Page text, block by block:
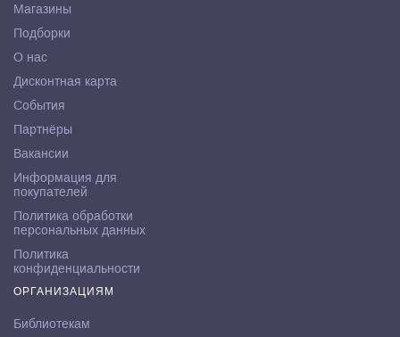
Магазины
Подборки
О нас
Дисконтная карта
События
Партнёры
Вакансии
Информация для
покупателей
Политика обработки
персональных данных
Политика
конфиденциальности
ОРГАНИЗАЦИЯМ
Библиотекам